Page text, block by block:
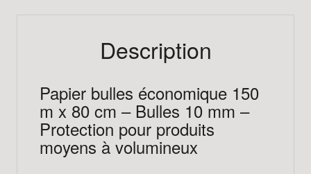
Description
Papier bulles économique 150
m x 80 cm – Bulles 10 mm –
Protection pour produits
moyens à volumineux